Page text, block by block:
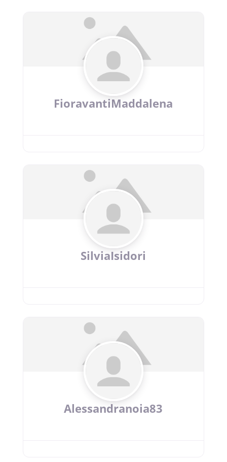
FioravantiMaddalena
SilviaIsidori
Alessandranoia83